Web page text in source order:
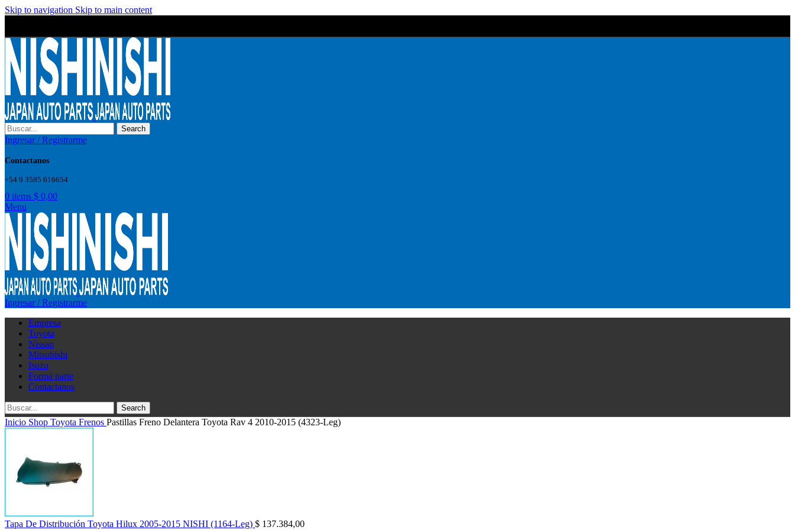
Skip to navigation Skip to main content
Search
Ingresar / Registrarme
Contactanos
+54 9 3585 616654
0 items $ 0,00
Menu
Ingresar / Registrarme
Empresa
Toyota
Nissan
Mitsubishi
Isuzu
Formá parte
Contactanos
Search
Inicio Shop Toyota Frenos Pastillas Freno Delantera Toyota Rav 4 2010-2015 (4323-Leg)
Tapa De Distribución Toyota Hilux 2005-2015 NISHI (1164-Leg) $ 137.384,00